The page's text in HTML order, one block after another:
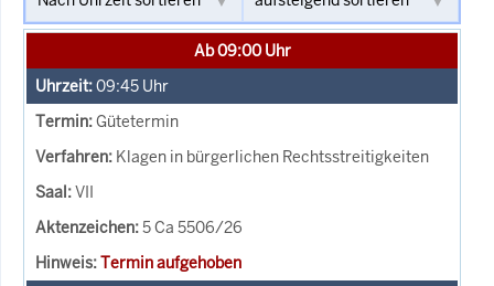
Ab 09:00 Uhr
09:45 Uhr
Gütetermin
Klagen in bürgerlichen Rechtsstreitigkeiten
VII
5 Ca 5506/26
Termin aufgehoben